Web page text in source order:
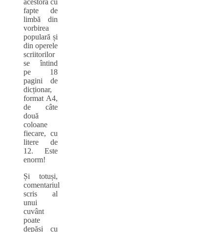
fapte de
limbă din
vorbirea
populară și
din operele
scriitorilor
se întind
pe 18
pagini de
dicționar,
format A4,
de câte
două
coloane
fiecare, cu
litere de
12. Este
enorm!
Și totuși,
comentariul
scris al
unui
cuvânt
poate
depăși cu